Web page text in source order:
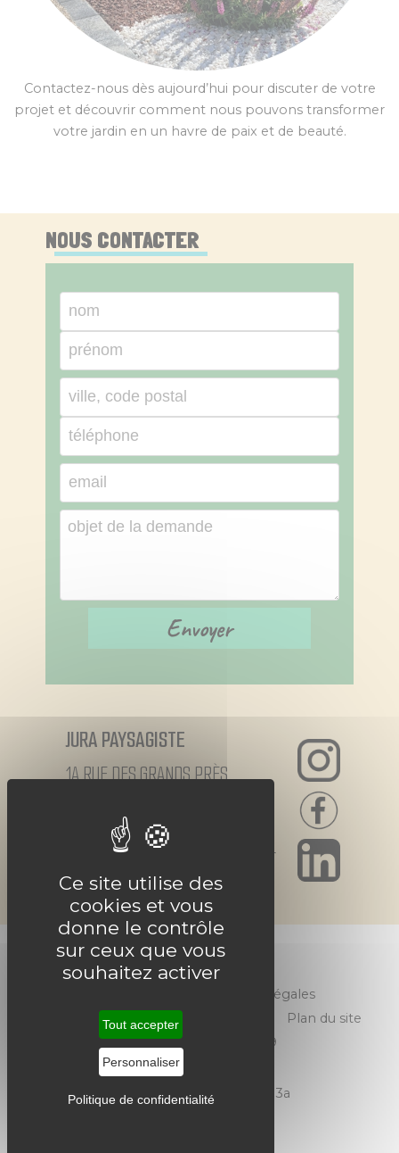
Contactez-nous dès aujourd’hui pour discuter de votre
projet et découvrir comment nous pouvons transformer
votre jardin en un havre de paix et de beauté.
NOUS CONTACTER
JURA PAYSAGISTE
1A RUE DES GRANDS PRÈS
03 84 82 24 89
contact@jura-paysagiste.fr
Mentions légales
Politique de Confidentialité
Plan du site
03 84 82 24 89
© 2025 Jura Paysagiste V1.3a
Ce site utilise des
cookies et vous
donne le contrôle
sur ceux que vous
souhaitez activer
Tout accepter
Personnaliser
Politique de confidentialité